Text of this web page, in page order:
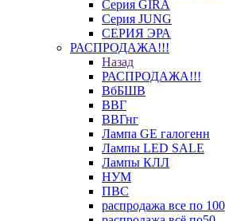
Серия GIRA
Серия JUNG
СЕРИЯ ЭРА
РАСПРОДАЖА!!!
Назад
РАСПРОДАЖА!!!
ВбБШВ
ВВГ
ВВГнг
Лампа GE галогенн
Лампы LED SALE
Лампы КЛЛ
НУМ
ПВС
распродажа все по 100